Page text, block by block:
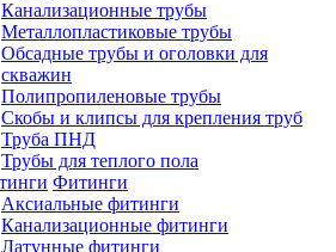
Канализационные трубы
Металлопластиковые трубы
Обсадные трубы и оголовки для
скважин
Полипропиленовые трубы
Скобы и клипсы для крепления труб
Труба ПНД
Трубы для теплого пола
Фитинги
Аксиальные фитинги
Канализационные фитинги
Латунные фитинги